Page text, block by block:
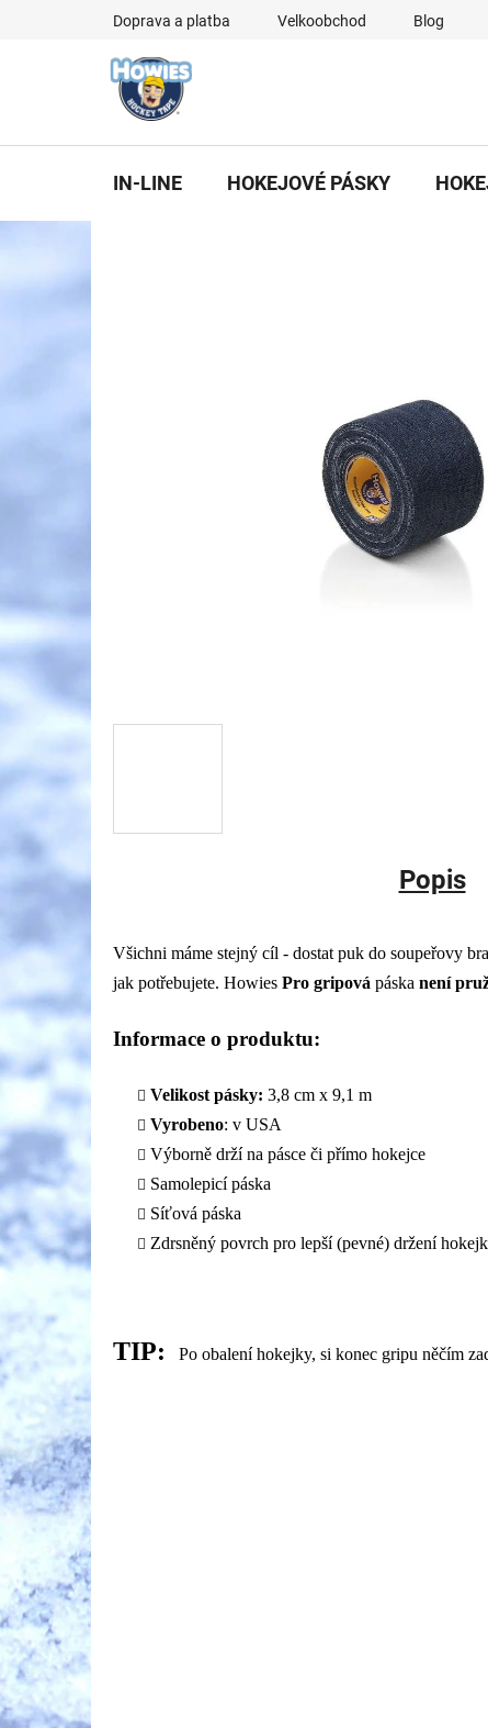
Doprava a platba Velkoobchod Blog
IN-LINE HOKEJOVÉ PÁSKY
Popis
Všichni máme stejný cíl - dostat puk do soupeřovy
jak potřebujete. Howies Pro gripová páska není
Informace o produktu:
Velikost pásky: 3,8 cm x 9,1 m
Vyrobeno: v USA
Výborně drží na pásce či přímo hokejce
Samolepicí páska
Síťová páska
Zdrsněný povrch pro lepší (pevné) držení
TIP: Po obalení hokejky, si konec gripu něčím